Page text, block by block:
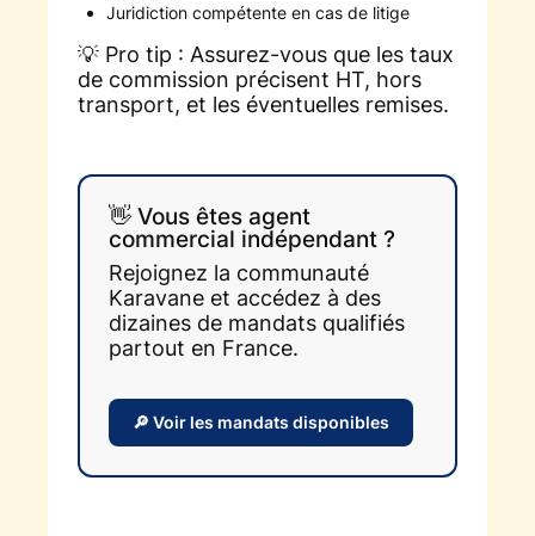
Juridiction compétente en cas de litige
💡 Pro tip : Assurez-vous que les taux
de commission précisent HT, hors
transport, et les éventuelles remises.
👋 Vous êtes agent
commercial indépendant ?
Rejoignez la communauté
Karavane et accédez à des
dizaines de mandats qualifiés
partout en France.
🔎 Voir les mandats disponibles